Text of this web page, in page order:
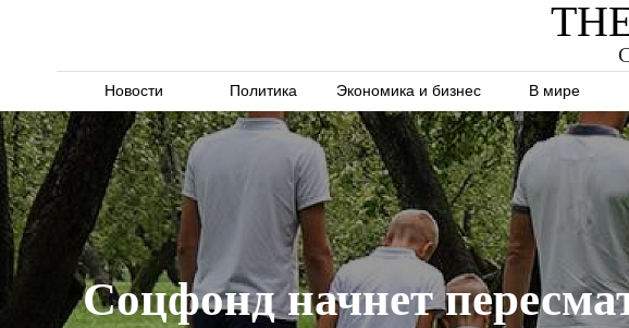
Новости Политика Экономика и бизнес В мире
Соцфонд начнет